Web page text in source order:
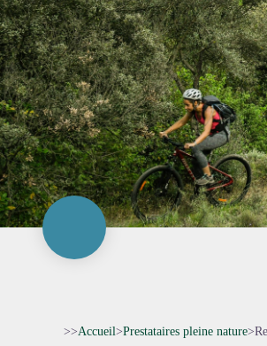
>>Accueil>Prestataires pleine nature>